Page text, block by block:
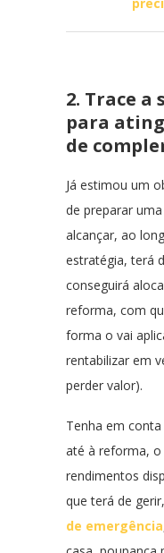
2. Trace a
para
de
Já estimou um
de preparar
alcançar, ao
estratégia, terá
conseguirá
reforma, com
forma o vai
rentabilizar em
perder valor).
Tenha em
até à reforma, o
rendimentos
que terá de
de emergência